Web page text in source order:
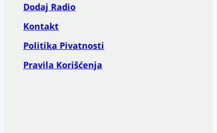
Dodaj Radio
Kontakt
Politika Pivatnosti
Pravila Korišćenja